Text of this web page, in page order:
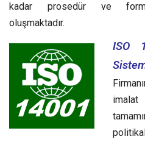
kadar prosedür ve
oluşmaktadır.
ISO
imalat